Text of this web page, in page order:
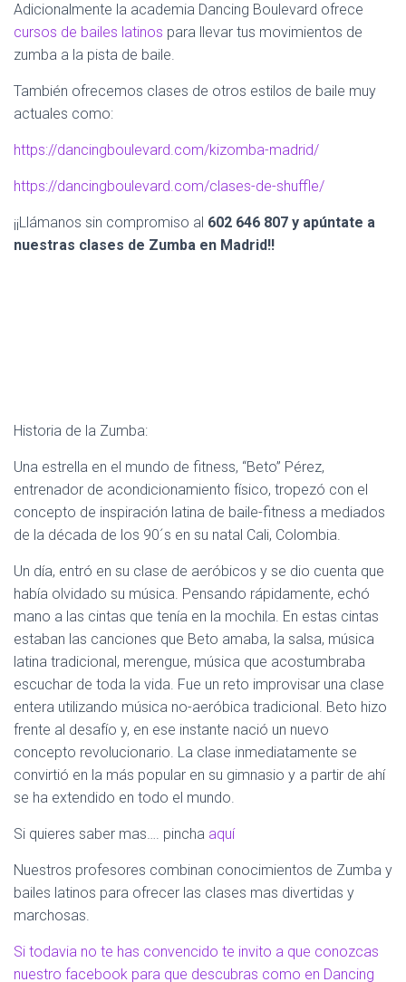
Adicionalmente la academia Dancing Boulevard ofrece
cursos de bailes latinos para llevar tus movimientos de
zumba a la pista de baile.
También ofrecemos clases de otros estilos de baile muy
actuales como:
https://dancingboulevard.com/kizomba-madrid/
https://dancingboulevard.com/clases-de-shuffle/
¡¡Llámanos sin compromiso al 602 646 807 y apúntate a
nuestras clases de Zumba en Madrid!!
Historia de la Zumba:
Una estrella en el mundo de fitness, “Beto” Pérez,
entrenador de acondicionamiento físico, tropezó con el
concepto de inspiración latina de baile-fitness a mediados
de la década de los 90´s en su natal Cali, Colombia.
Un día, entró en su clase de aeróbicos y se dio cuenta que
había olvidado su música. Pensando rápidamente, echó
mano a las cintas que tenía en la mochila. En estas cintas
estaban las canciones que Beto amaba, la salsa, música
latina tradicional, merengue, música que acostumbraba
escuchar de toda la vida. Fue un reto improvisar una clase
entera utilizando música no-aeróbica tradicional. Beto hizo
frente al desafío y, en ese instante nació un nuevo
concepto revolucionario. La clase inmediatamente se
convirtió en la más popular en su gimnasio y a partir de ahí
se ha extendido en todo el mundo.
Si quieres saber mas…. pincha aquí
Nuestros profesores combinan conocimientos de Zumba y
bailes latinos para ofrecer las clases mas divertidas y
marchosas.
Si todavia no te has convencido te invito a que conozcas
nuestro facebook para que descubras como en Dancing